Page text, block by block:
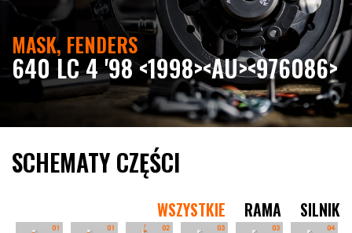
MASK, FENDERS
640 LC 4 '98 <1998><AU><976086>
SCHEMATY CZĘŚCI
WSZYSTKIE RAMA SILNIK